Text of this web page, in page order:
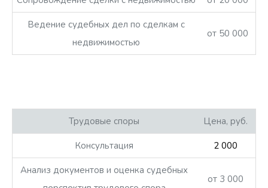
Ведение судебных дел по сделкам с
недвижимостью
от 50 000
Трудовые споры Цена, руб.
Консультация 2 000
Анализ документов и оценка судебных
от 3 000